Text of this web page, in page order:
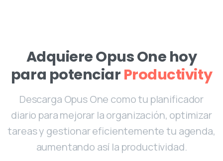
Adquiere Opus One hoy
para potenciarMotivación
Descarga Opus One como tu planificador
diario para mejorar la organización, optimizar
tareas y gestionar eficientemente tu agenda,
aumentando así la productividad.